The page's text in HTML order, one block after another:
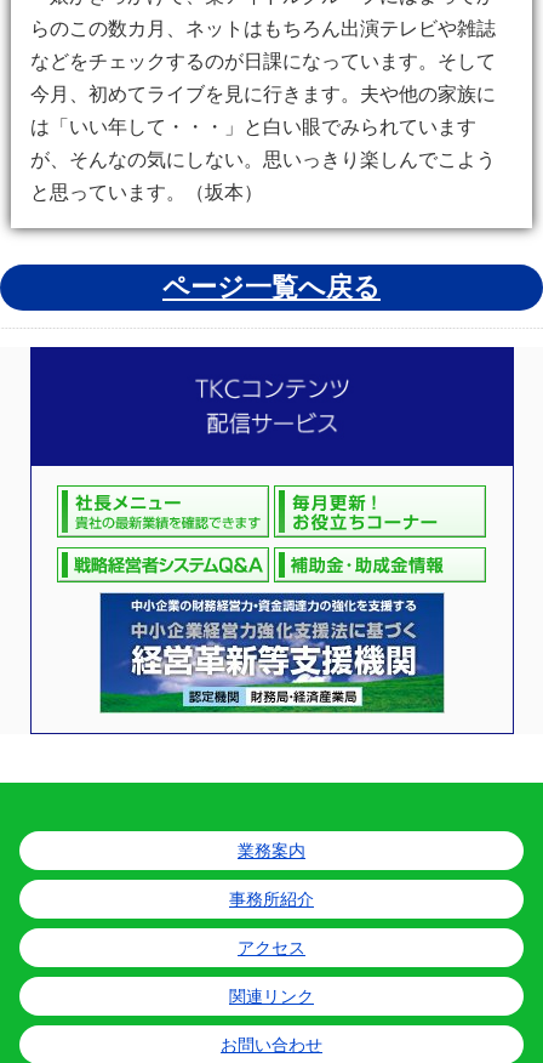
らのこの数カ月、ネットはもちろん出演テレビや雑誌
などをチェックするのが日課になっています。そして
今月、初めてライブを見に行きます。夫や他の家族に
は「いい年して・・・」と白い眼でみられています
が、そんなの気にしない。思いっきり楽しんでこよう
と思っています。（坂本）
ページ一覧へ戻る
業務案内
事務所紹介
アクセス
関連リンク
お問い合わせ